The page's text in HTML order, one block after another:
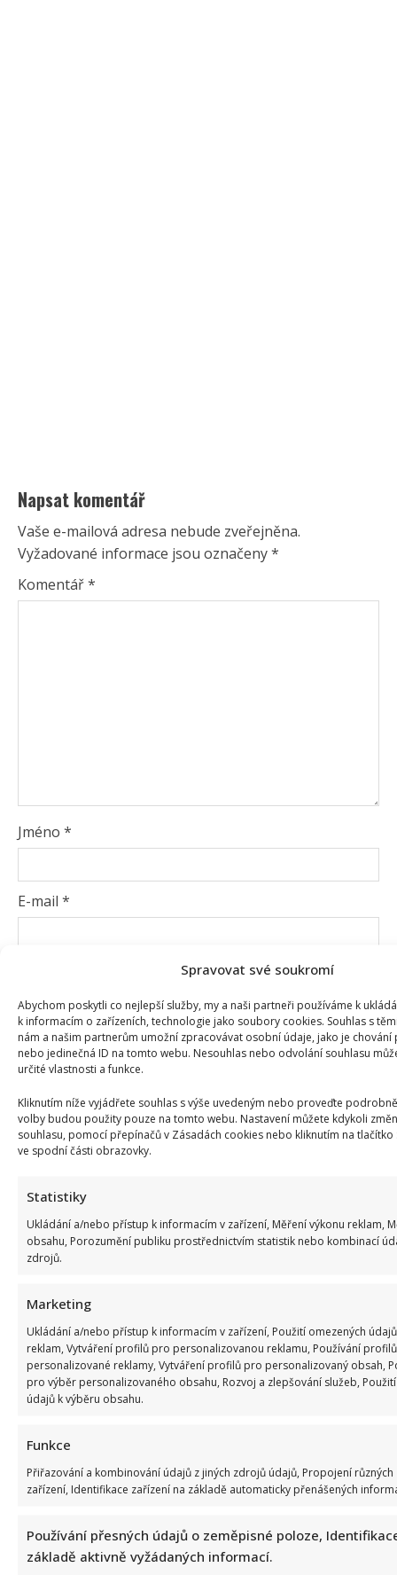
Spravovat své soukromí
Abychom poskytli co nejlepší služby, my a naši partneři používáme k
k informacím o zařízeních, technologie jako soubory cookies. Souhlas s
nám a našim partnerům umožní zpracovávat osobní údaje, jako je
nebo jedinečná ID na tomto webu. Nesouhlas nebo odvolání souhlasu
určité vlastnosti a funkce.
Kliknutím níže vyjádřete souhlas s výše uvedeným nebo proveďte
volby budou použity pouze na tomto webu. Nastavení můžete kdykoli
souhlasu, pomocí přepínačů v Zásadách cookies nebo kliknutím na tlačítko
ve spodní části obrazovky.
Statistiky
Ukládání a/nebo přístup k informacím v zařízení, Měření výkonu reklam,
obsahu, Porozumění publiku prostřednictvím statistik nebo kombinací
zdrojů.
Marketing
Ukládání a/nebo přístup k informacím v zařízení, Použití omezených
reklam, Vytváření profilů pro personalizovanou reklamu, Používání
personalizované reklamy, Vytváření profilů pro personalizovaný obsah,
pro výběr personalizovaného obsahu, Rozvoj a zlepšování služeb,
údajů k výběru obsahu.
Funkce
Přiřazování a kombinování údajů z jiných zdrojů údajů, Propojení různých
zařízení, Identifikace zařízení na základě automaticky přenášených
Používání přesných údajů o zeměpisné poloze,
základě aktivně vyžádaných informací.
Napsat komentář
Vaše e-mailová adresa nebude zveřejněna.
Vyžadované informace jsou označeny*
Komentář*
Jméno *
E-mail *
Uložit do prohlížeče jméno, e-mail a webovou
stránku pro budoucí komentáře.
Celebrity
Vtip na adresu Tomia Okamury nepadl na úrodnou
půdu: Předseda Sněmovny ho nepochopil a akorát se
ztrapnil